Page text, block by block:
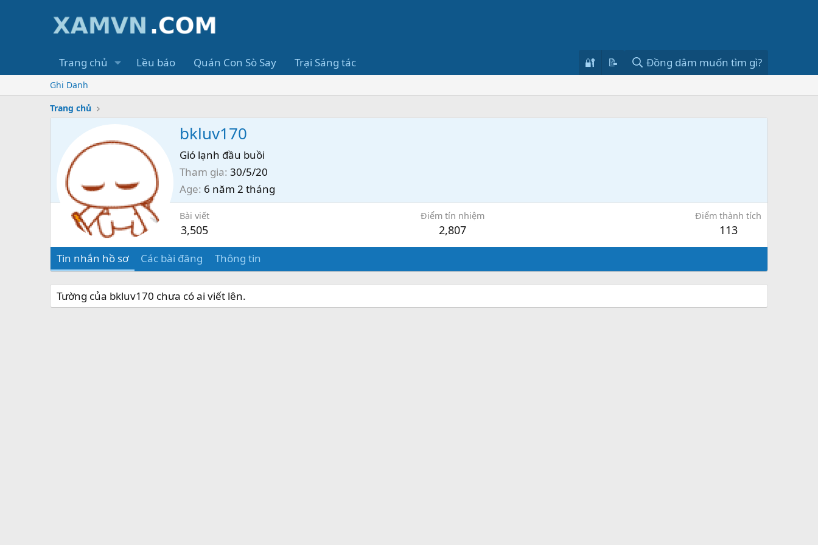
Trang chủ Lều báo Quán Con Sò Say Trại Sáng tác 🔐 📝 Đồng dâm muốn tìm gì?
Ghi Danh
Trang chủ
bkluv170
Gió lạnh đầu buồi
Tham gia 30/5/20
Age 6 năm 2 tháng
Bài viết
3,505
Điểm tín nhiệm
2,807
Điểm thành tích
113
Tin nhắn hồ sơ Các bài đăng Thông tin
Tường của bkluv170 chưa có ai viết lên.